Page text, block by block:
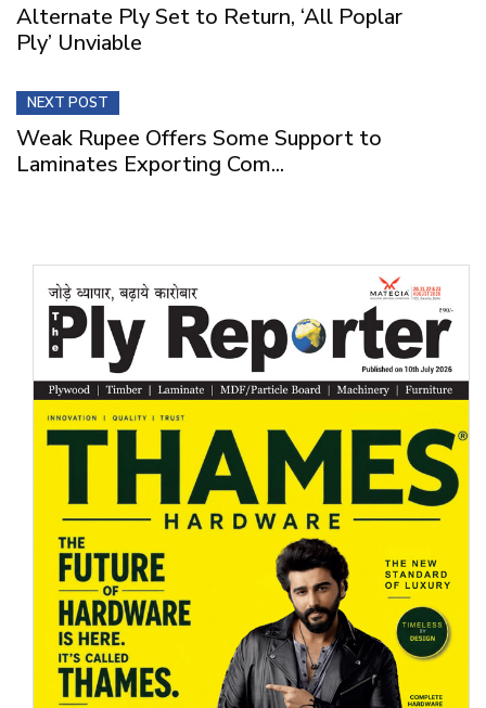
Alternate Ply Set to Return, ‘All Poplar
Ply’ Unviable
NEXT POST
Weak Rupee Offers Some Support to
Laminates Exporting Com...